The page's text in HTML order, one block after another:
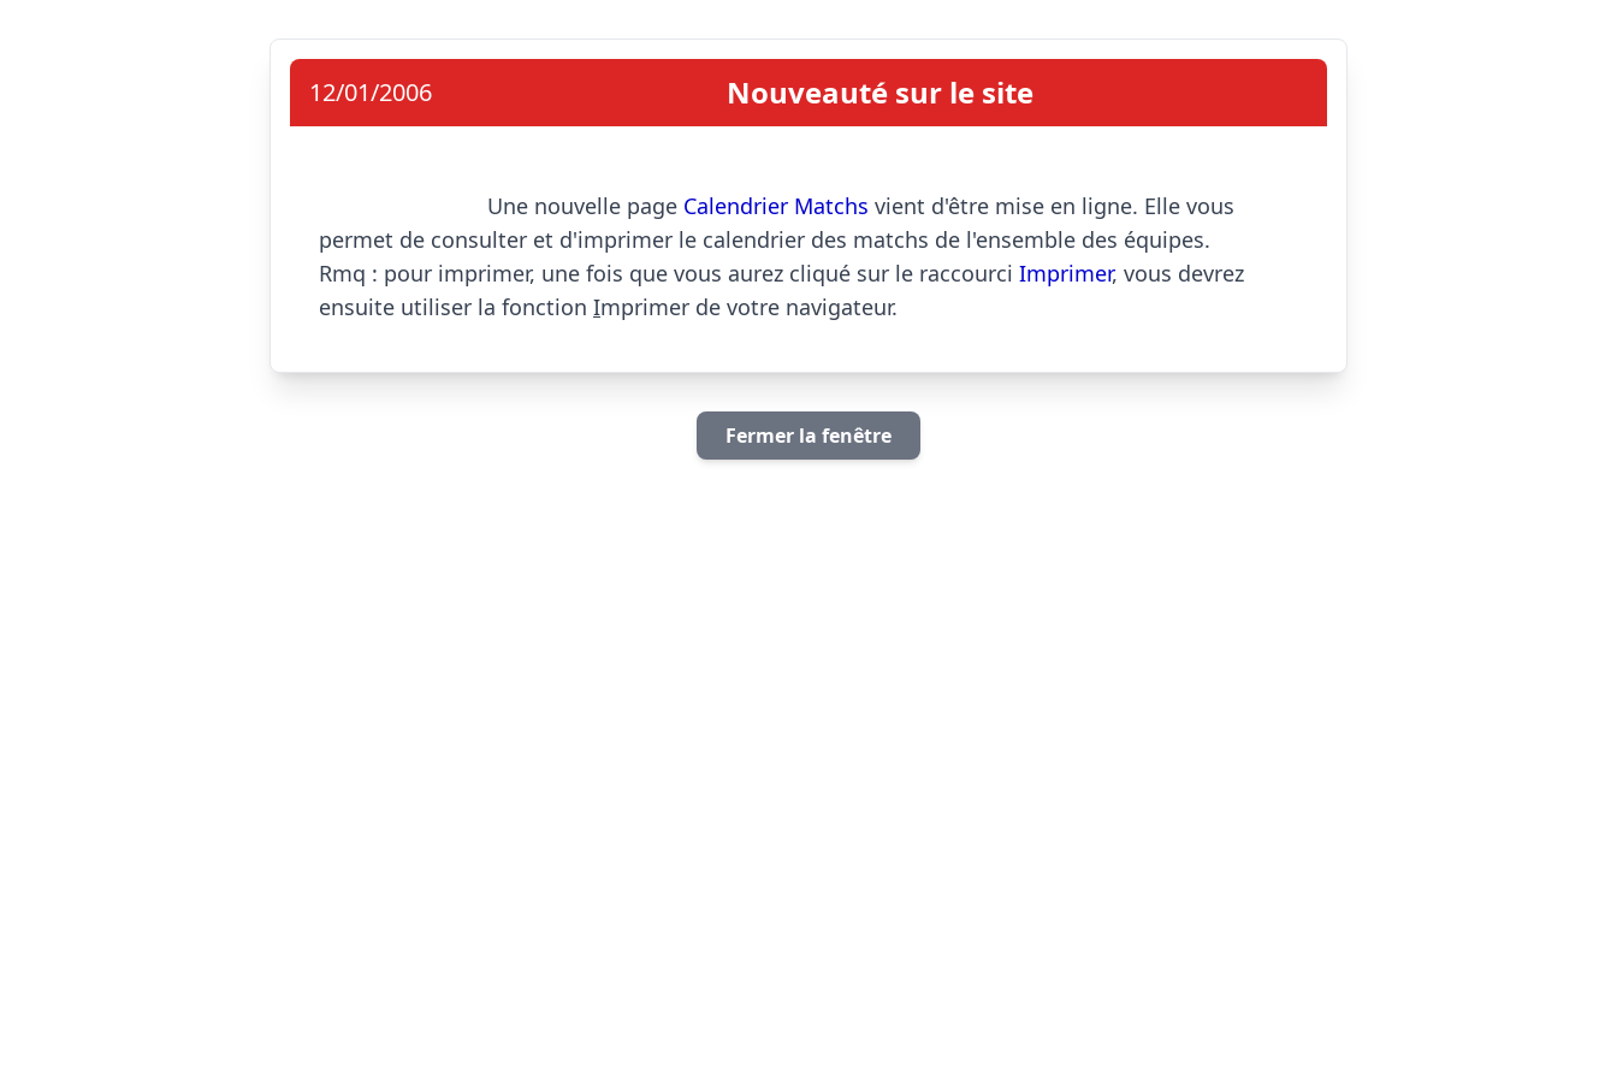
12/01/2006 Nouveauté sur le site
                            Une nouvelle page
Calendrier Matchs vient d'être mise en ligne. Elle vous
permet de consulter et d'imprimer le calendrier des matchs de l'ensemble des équipes.
Rmq : pour imprimer, une fois que vous aurez cliqué sur le raccourci Imprimer, vous devrez
ensuite utiliser la fonction Imprimer de votre navigateur.
Fermer la fenêtre